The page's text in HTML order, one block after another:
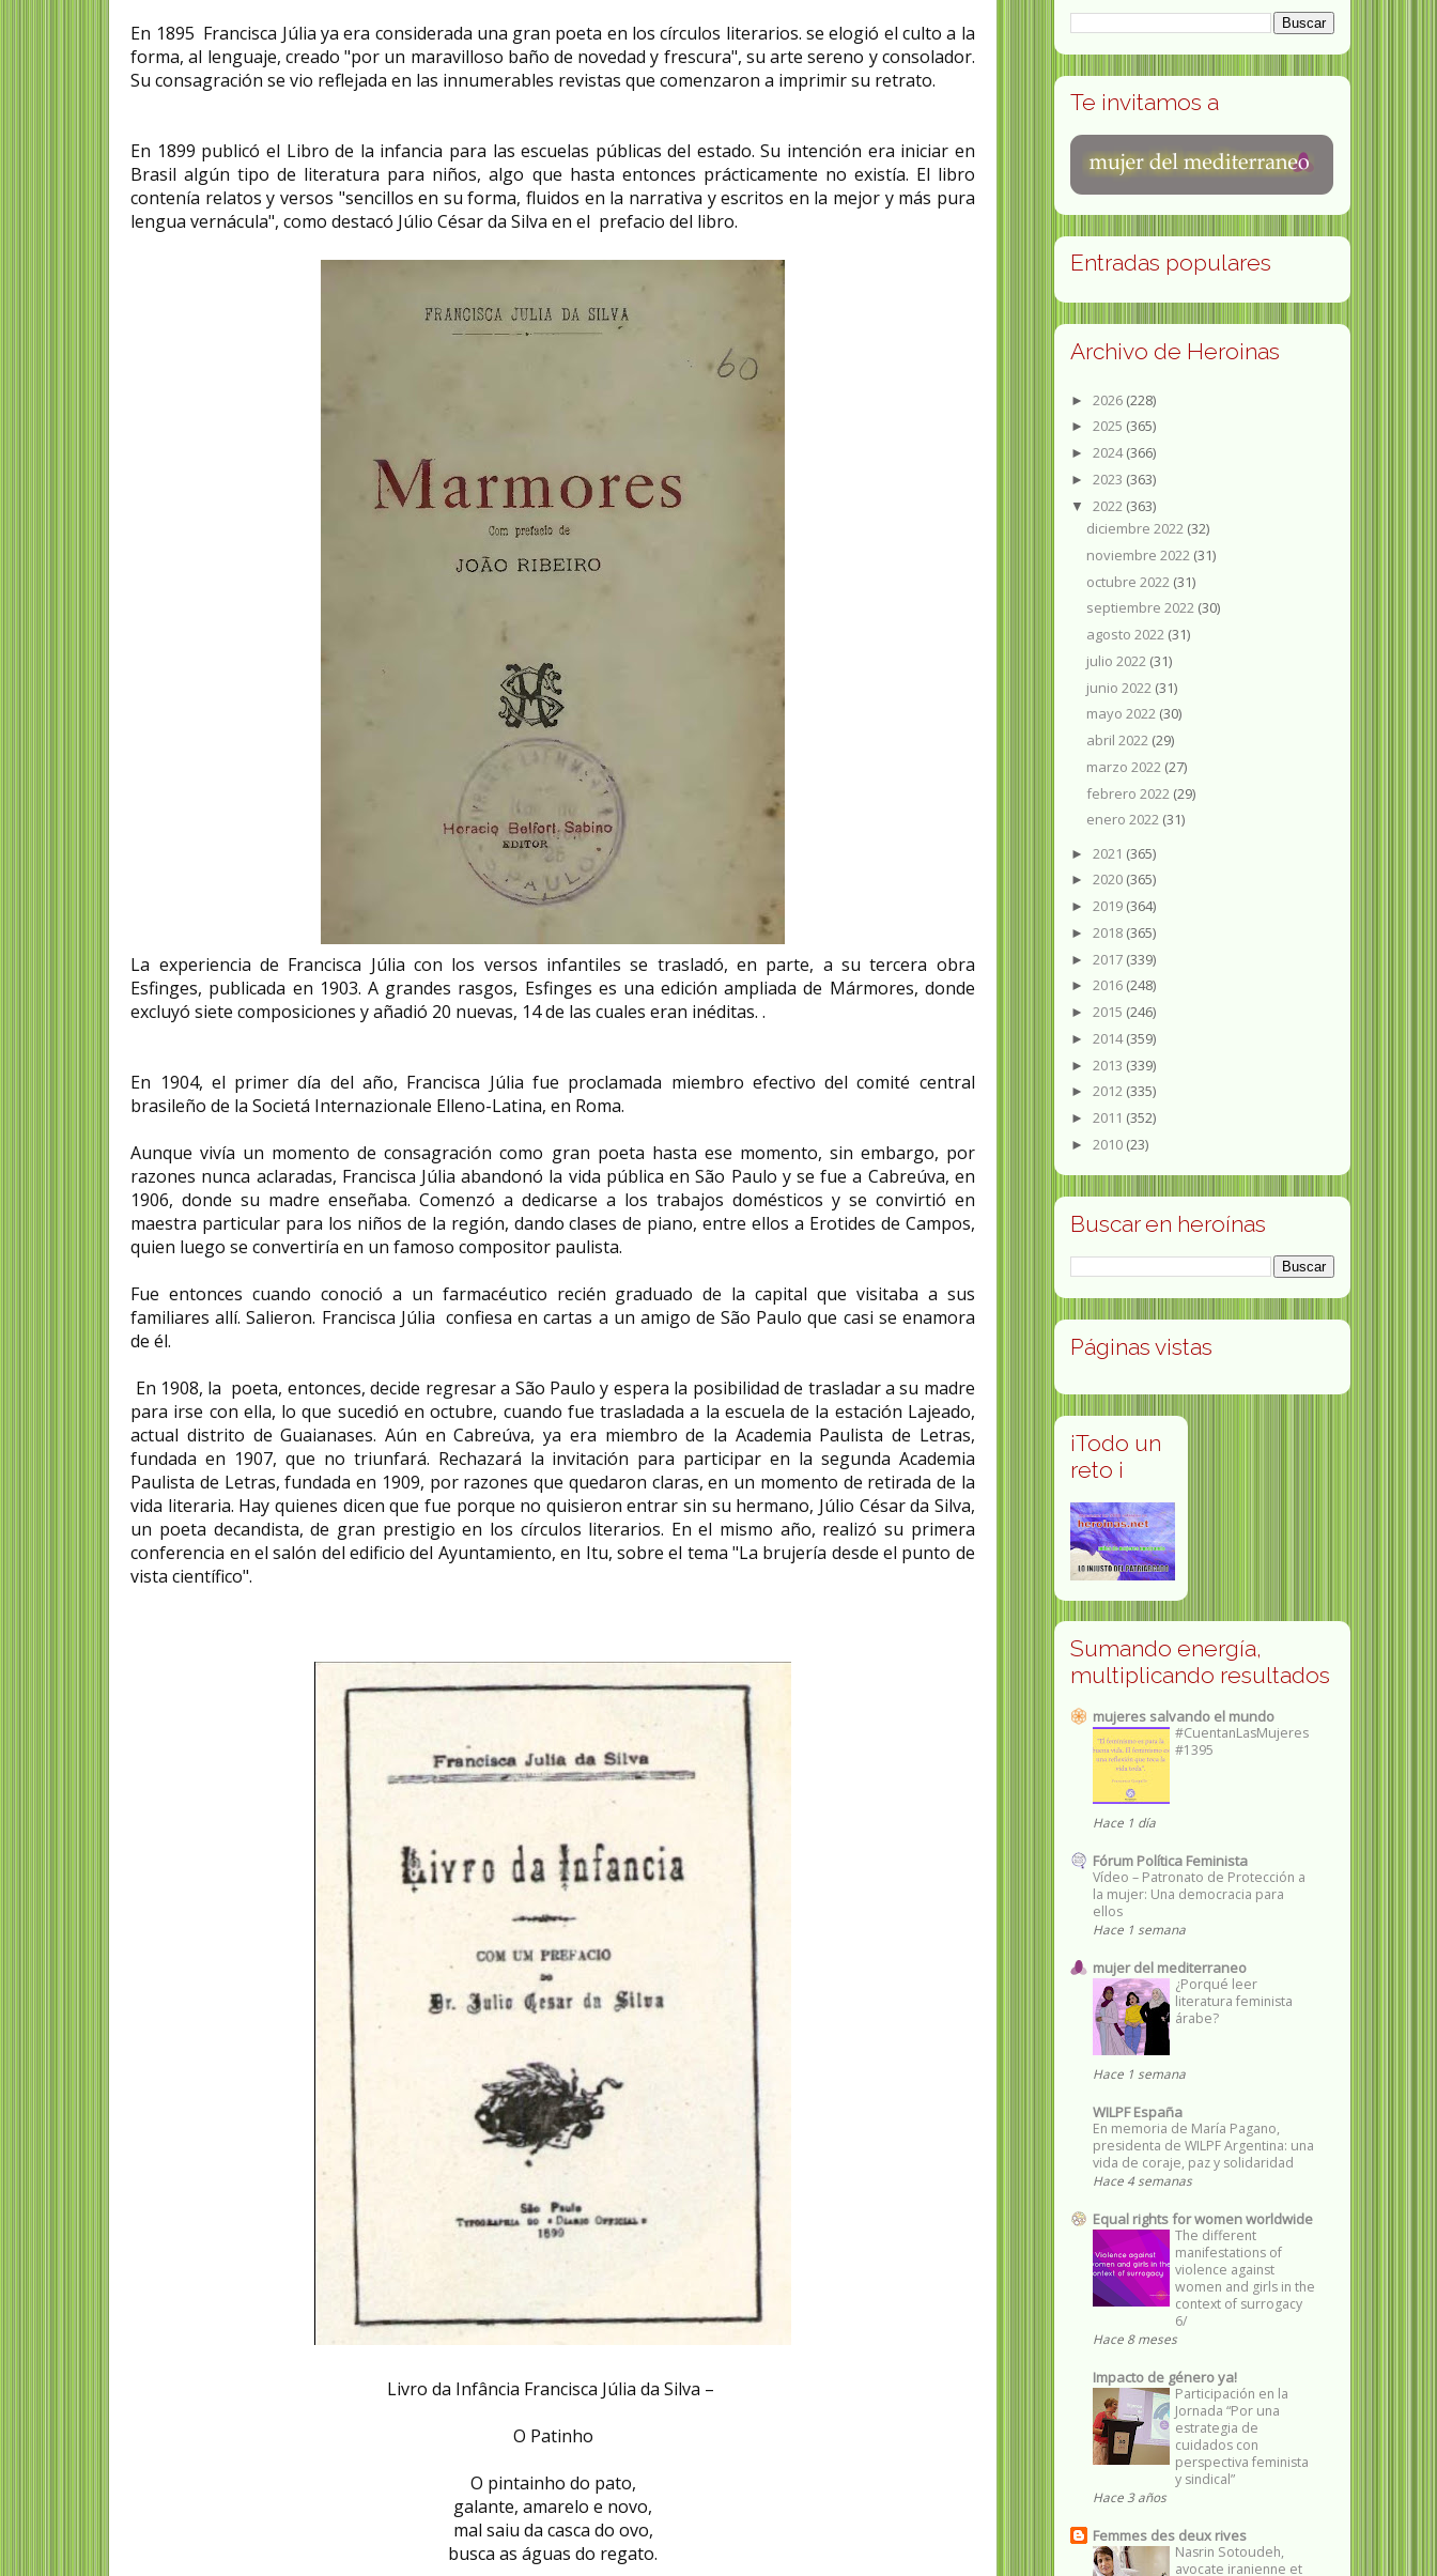
En 1895 Francisca Júlia ya era considerada una gran poeta en los círculos literarios. se elogió el culto a la
forma, al lenguaje, creado "por un maravilloso baño de novedad y frescura", su arte sereno y consolador.
Su consagración se vio reflejada en las innumerables revistas que comenzaron a imprimir su retrato.
En 1899 publicó el Libro de la infancia para las escuelas públicas del estado. Su intención era iniciar en
Brasil algún tipo de literatura para niños, algo que hasta entonces prácticamente no existía. El libro
contenía relatos y versos "sencillos en su forma, fluidos en la narrativa y escritos en la mejor y más pura
lengua vernácula", como destacó Júlio César da Silva en el prefacio del libro.
La experiencia de Francisca Júlia con los versos infantiles se trasladó, en parte, a su tercera obra
Esfinges, publicada en 1903. A grandes rasgos, Esfinges es una edición ampliada de Mármores, donde
excluyó siete composiciones y añadió 20 nuevas, 14 de las cuales eran inéditas. .
En 1904, el primer día del año, Francisca Júlia fue proclamada miembro efectivo del comité central
brasileño de la Societá Internazionale Elleno-Latina, en Roma.
Aunque vivía un momento de consagración como gran poeta hasta ese momento, sin embargo, por
razones nunca aclaradas, Francisca Júlia abandonó la vida pública en São Paulo y se fue a Cabreúva, en
1906, donde su madre enseñaba. Comenzó a dedicarse a los trabajos domésticos y se convirtió en
maestra particular para los niños de la región, dando clases de piano, entre ellos a Erotides de Campos,
quien luego se convertiría en un famoso compositor paulista.
Fue entonces cuando conoció a un farmacéutico recién graduado de la capital que visitaba a sus
familiares allí. Salieron. Francisca Júlia confiesa en cartas a un amigo de São Paulo que casi se enamora
de él.
En 1908, la poeta, entonces, decide regresar a São Paulo y espera la posibilidad de trasladar a su madre
para irse con ella, lo que sucedió en octubre, cuando fue trasladada a la escuela de la estación Lajeado,
actual distrito de Guaianases. Aún en Cabreúva, ya era miembro de la Academia Paulista de Letras,
fundada en 1907, que no triunfará. Rechazará la invitación para participar en la segunda Academia
Paulista de Letras, fundada en 1909, por razones que quedaron claras, en un momento de retirada de la
vida literaria. Hay quienes dicen que fue porque no quisieron entrar sin su hermano, Júlio César da Silva,
un poeta decandista, de gran prestigio en los círculos literarios. En el mismo año, realizó su primera
conferencia en el salón del edificio del Ayuntamiento, en Itu, sobre el tema "La brujería desde el punto de
vista científico".
Livro da Infância Francisca Júlia da Silva –
O Patinho
O pintainho do pato,
galante, amarelo e novo,
mal saiu da casca do ovo,
busca as águas do regato.
Te invitamos a
Entradas populares
Archivo de Heroinas
► 2026 (228)
► 2025 (365)
► 2024(366)
► 2023 (363)
▼ 2022 (363)
diciembre 2022 (32)
noviembre 2022 (31)
octubre 2022 (31)
septiembre 2022 (30)
agosto 2022 (31)
julio 2022 (31)
junio 2022 (31)
mayo 2022 (30)
abril 2022 (29)
marzo 2022 (27)
febrero 2022 (29)
enero 2022 (31)
► 2021 (365)
► 2020 (365)
► 2019 (364)
► 2018 (365)
► 2017 (339)
► 2016 (248)
► 2015 (246)
► 2014(359)
► 2013 (339)
► 2012 (335)
► 2011 (352)
► 2010 (23)
Buscar en heroínas
Páginas vistas
¡Todo un
reto ¡
Sumando energía,
multiplicando resultados
mujeres salvando el mundo
#CuentanLasMujeres
#1395
Hace 1 día
Fórum Política Feminista
Vídeo – Patronato de Protección a
la mujer: Una democracia para
ellos
Hace 1 semana
mujer del mediterraneo
¿Porqué leer
literatura feminista
árabe?
Hace 1 semana
WILPF España
En memoria de María Pagano,
presidenta de WILPF Argentina: una
vida de coraje, paz y solidaridad
Hace 4 semanas
Equal rights for women worldwide
The different
manifestations of
violence against
women and girls in the
context of surrogacy
6/
Hace 8 meses
Impacto de género ya!
Participación en la
Jornada “Por una
estrategia de
cuidados con
perspectiva feminista
y sindical”
Hace 3 años
Femmes des deux rives
Nasrin Sotoudeh,
avocate iranienne et